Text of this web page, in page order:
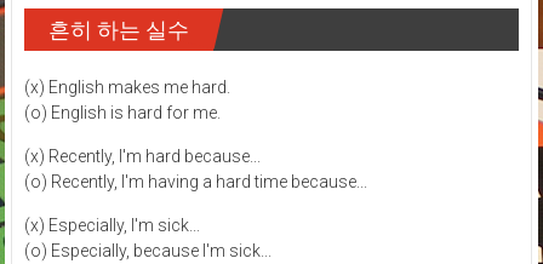
흔히 하는 실수
(x) English makes me hard.
(o) English is hard for me.
(x) Recently, I'm hard because...
(o) Recently, I'm having a hard time because...
(x) Especially, I'm sick...
(o) Especially, because I'm sick...